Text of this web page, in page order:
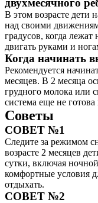
двухмесячного
В этом возрасте дети
над своими
градусов, когда
двигать руками и
Когда начинать
Рекомендуется
месяцев. В 2 месяца
грудного молока или
система еще не
Советы
СОВЕТ №1
Следите за режимом
возрасте 2 месяцев
сутки, включая
комфортные условия
отдыхать.
СОВЕТ №2